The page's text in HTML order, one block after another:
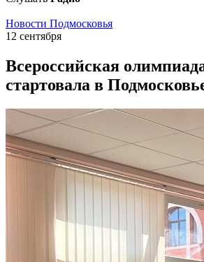
Новости Подмосковья
12 сентября
Всероссийская
стартовала в